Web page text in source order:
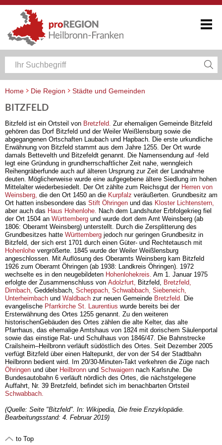
Home Die Region Städte und Gemeinden
BITZFELD
Bitzfeld ist ein Ortsteil von Bretzfeld. Zur ehemaligen Gemeinde Bitzfeld
gehören das Dorf Bitzfeld und der Weiler Weißlensburg sowie die
abgegangenen Ortschaften Laubach und Hapbach. Die erste urkundliche
Erwähnung von Bitzfeld stammt aus dem Jahre 1255. Der Ort wurde
damals Bettevelth und Bitzefeldt genannt. Die Namensendung auf -feld
legt eine Gründung in grundherrschaftlicher Zeit nahe, wenngleich
Reihengräberfunde auch auf älteren Ursprung zur Zeit der Landnahme
deuten. Möglicherweise wurde eine aufgegebene ältere Siedlung im hohen
Mittelalter wiederbesiedelt. Der Ort zählte zum Reichsgut der Herren von
Weinsberg, die den Ort 1450 an die Kurpfalz veräußerten. Grundbesitz am
Ort hatten insbesondere das Stift Öhringen und das Kloster Lichtenstern,
aber auch das Haus Hohenlohe. Nach dem Landshuter Erbfolgekrieg fiel
der Ort 1504 an Württemberg und wurde dort dem Amt Weinsberg (ab
1806: Oberamt Weinsberg) unterstellt. Durch die Zersplitterung des
Grundbesitzes hatte Württemberg jedoch nur geringen Grundbesitz in
Bitzfeld, der sich erst 1701 durch einen Güter- und Rechtetausch mit
Hohenlohe vergrößerte. 1845 wurde der Weiler Weißlensburg
angeschlossen. Mit Auflösung des Oberamts Weinsberg kam Bitzfeld
1926 zum Oberamt Öhringen (ab 1938: Landkreis Öhringen). 1972
wechselte es in den neugebildeten Hohenlohekreis. Am 1. Januar 1975
erfolgte der Zusammenschluss von Adolzfurt, Bitzfeld, Bretzfeld,
Dimbach, Geddelsbach, Scheppach, Schwabbach, Siebeneich,
Unterheimbach und Waldbach zur neuen Gemeinde Bretzfeld. Die
evangelische Pfarrkirche St. Laurentius wurde bereits bei der
Ersterwähnung des Ortes 1255 genannt. Zu den weiteren
historischenGebäuden des Ortes zählen die alte Kelter, das alte
Pfarrhaus, das ehemalige Amtshaus von 1824 mit dorischem Säulenportal
sowie das einstige Rat- und Schulhaus von 1846/47. Die Bahnstrecke
Crailsheim–Heilbronn verläuft südöstlich des Ortes. Seit Dezember 2005
verfügt Bitzfeld über einen Haltepunkt, der von der S4 der Stadtbahn
Heilbronn bedient wird. Im 20/30-Minuten-Takt verkehren die Züge nach
Öhringen und über Heilbronn und Schwaigern nach Karlsruhe. Die
Bundesautobahn 6 verläuft nördlich des Ortes, die nächstgelegene
Auffahrt, Nr. 39 Bretzfeld, befindet sich im benachbarten Ortsteil
Schwabbach.
(Quelle: Seite "Bitzfeld". In: Wikipedia, Die freie Enzyklopädie.
Bearbeitungsstand: 4. Februar 2019)
to Top